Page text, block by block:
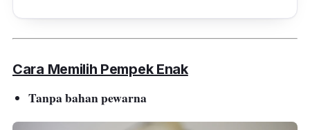
Cara Memilih Pempek Enak
Tanpa bahan pewarna